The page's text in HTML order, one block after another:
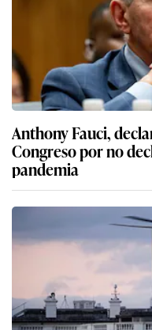
Anthony Fauci,
Congreso por no
pandemia